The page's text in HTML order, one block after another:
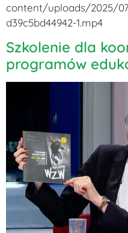
content/uploads/2025/
d39c5bd44942-1.mp4
Szkolenie dla
programów